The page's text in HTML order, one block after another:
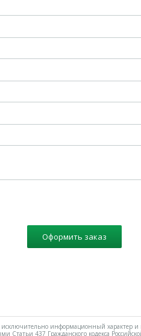
Оформить заказ
информационный характер и
Статьи 437 Гражданского кодекса